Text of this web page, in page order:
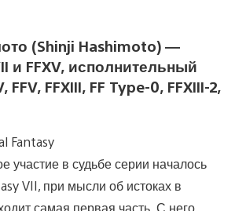
(Shinji Hashimoto) —
и FFXV, исполнительный
FFXIII, FF Type-0, FFXIII-2,
Fantasy
участие в судьбе серии началось
VII, при мысли об истоках в